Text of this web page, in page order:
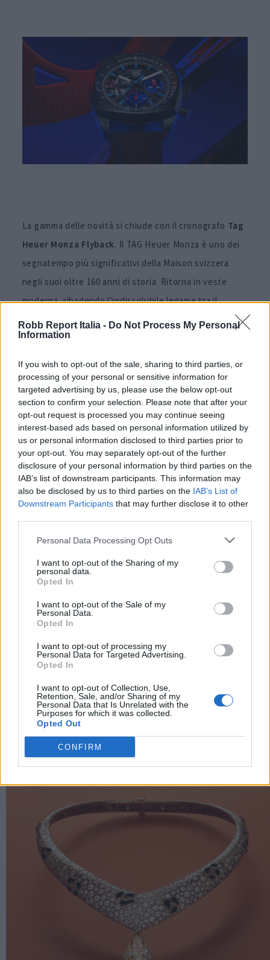
Robb Report Italia - Do Not Process My Personal
Information
If you wish to opt-out of the sale, sharing to third parties, or
processing of your personal or sensitive information for
targeted advertising by us, please use the below opt-out
section to confirm your selection. Please note that after your
opt-out request is processed you may continue seeing
interest-based ads based on personal information utilized by
us or personal information disclosed to third parties prior to
your opt-out. You may separately opt-out of the further
disclosure of your personal information by third parties on the
IAB’s list of downstream participants. This information may
also be disclosed by us to third parties on the IAB’s List of
Downstream Participants that may further disclose it to other
Personal Data Processing Opt Outs
I want to opt-out of the Sharing of my
personal data.
Opted In
I want to opt-out of the Sale of my
Personal Data.
Opted In
I want to opt-out of processing my
Personal Data for Targeted Advertising.
Opted In
I want to opt-out of Collection, Use,
Retention, Sale, and/or Sharing of my
Personal Data that Is Unrelated with the
Purposes for which it was collected.
Opted Out
CONFIRM
La gamma delle novità si chiude con il cronografo Tag
Heuer Monza Flyback. Il TAG Heuer Monza è uno dei
segnatempo più significativi della Maison svizzera
negli suoi oltre 160 anni di storia. Ritorna in veste
moderna, ribadendo l’indissolubile legame tra il
marchio e le competizioni automobilistiche.
cassa di 42 mm in carbonio ultraleggero e resistente.
Offre tre funzioni essenziali per i piloti: cronografo,
scala tachimetrica e pulsometro. Il quadrante nero è
caratterizzato da una disposizione a due registri. Il
quadrante scheletrato rivela il Calibro Heuer 02
Flyback, un movimento cronografo proprietario con
certificazione COSC. Il cinturino è in tessuto nero con
cuciture blu. Prezzo 13.350 euro.
Immagini courtesy Tag Heuer
Per altri contenuti iscriviti alla newsletter di Robb
Report ISCRIVITI
Share
RELATED POSTS